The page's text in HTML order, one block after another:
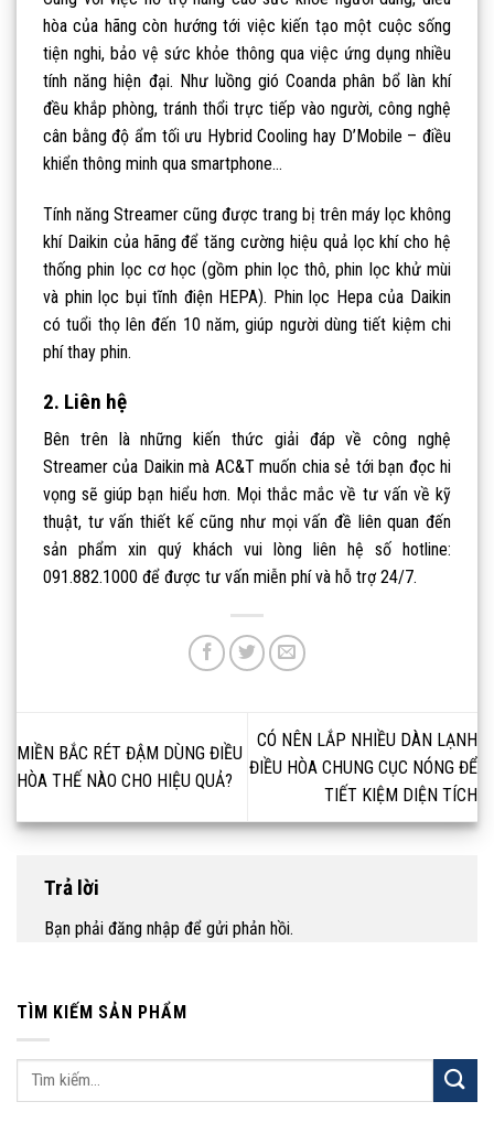
hòa của hãng còn hướng tới việc kiến tạo một cuộc sống
tiện nghi, bảo vệ sức khỏe thông qua việc ứng dụng nhiều
tính năng hiện đại. Như luồng gió Coanda phân bổ làn khí
đều khắp phòng, tránh thổi trực tiếp vào người, công nghệ
cân bằng độ ẩm tối ưu Hybrid Cooling hay D’Mobile – điều
khiển thông minh qua smartphone…
Tính năng Streamer cũng được trang bị trên máy lọc không
khí Daikin của hãng để tăng cường hiệu quả lọc khí cho hệ
thống phin lọc cơ học (gồm phin lọc thô, phin lọc khử mùi
và phin lọc bụi tĩnh điện HEPA). Phin lọc Hepa của Daikin
có tuổi thọ lên đến 10 năm, giúp người dùng tiết kiệm chi
phí thay phin.
2. Liên hệ
Bên trên là những kiến thức giải đáp về công nghệ
Streamer của Daikin mà AC&T muốn chia sẻ tới bạn đọc hi
vọng sẽ giúp bạn hiểu hơn. Mọi thắc mắc về tư vấn về kỹ
thuật, tư vấn thiết kế cũng như mọi vấn đề liên quan đến
sản phẩm xin quý khách vui lòng liên hệ số hotline:
091.882.1000 để được tư vấn miễn phí và hỗ trợ 24/7.
MIỀN BẮC RÉT ĐẬM DÙNG ĐIỀU
HÒA THẾ NÀO CHO HIỆU QUẢ?
CÓ NÊN LẮP NHIỀU DÀN LẠNH
ĐIỀU HÒA CHUNG CỤC NÓNG ĐỂ
TIẾT KIỆM DIỆN TÍCH
Trả lời
Bạn phải đăng nhập để gửi phản hồi.
TÌM KIẾM SẢN PHẨM
Tìm